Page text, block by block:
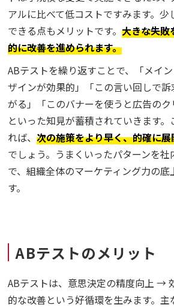
アルに比べて低コストですみます。
できる点もメリットです。大きな失敗
的に改善を進められます。
ABテストを繰り返すことで、「メイ
ザインが効果的」「この言い回しで
がる」「このバナーを使うと広告のク
といった知見が蓄積されていきます
れば、次の施策をより早く、的確に
でしょう。うまくいったパターンを社
で、組織全体のマーケティング力の底
す。
ABテストのメリット
ABテストは、意思決定の精度向上 →
的な改善という好循環を生みます。